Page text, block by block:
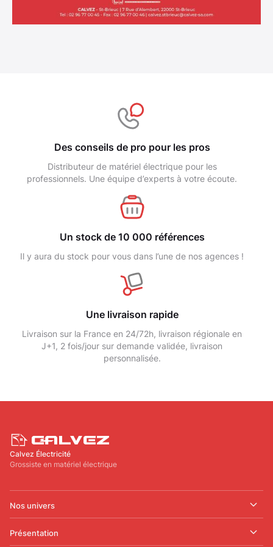
Des conseils de pro pour les pros
Distributeur de matériel électrique pour les
professionnels. Une équipe d’experts à votre écoute.
Un stock de 10 000 références
Il y aura du stock pour vous dans l’une de nos agences !
Une livraison rapide
Livraison sur la France en 24/72h, livraison régionale en
J+1, 2 fois/jour sur demande validée, livraison
personnalisée.
Calvez Électricité
Grossiste en matériel électrique
Nos univers
Présentation